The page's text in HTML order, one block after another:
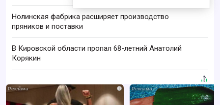
Нолинская фабрика расширяет производство
пряников и поставки
В Кировской области пропал 68-летний Анатолий
Корякин
i